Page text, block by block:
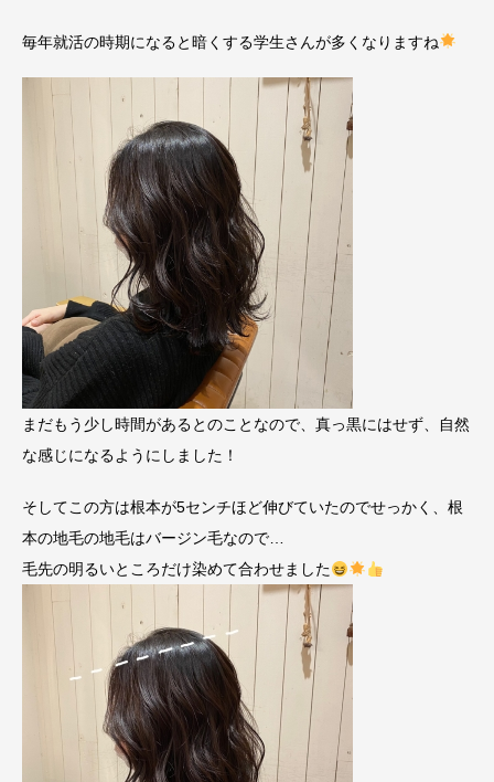
毎年就活の時期になると暗くする学生さんが多くなりますね
まだもう少し時間があるとのことなので、真っ黒にはせず、自然
な感じになるようにしました！
そしてこの方は根本が5センチほど伸びていたのでせっかく、根
本の地毛の地毛はバージン毛なので…
毛先の明るいところだけ染めて合わせました